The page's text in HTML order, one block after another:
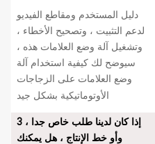
دليل المستخدم ومقاطع الفيديو
لدعم التثبيت ، وتصحيح الأخطاء ،
وتشغيل آلة وضع العلامات هذه ،
سيوضح لك كيفية استخدام آلة
وضع العلامات على الزجاجات
الأوتوماتيكية بشكل جيد
3 ، إذا كان لدينا طلب خاص جدا
وأو خط الإنتاج ، هل يمكنك